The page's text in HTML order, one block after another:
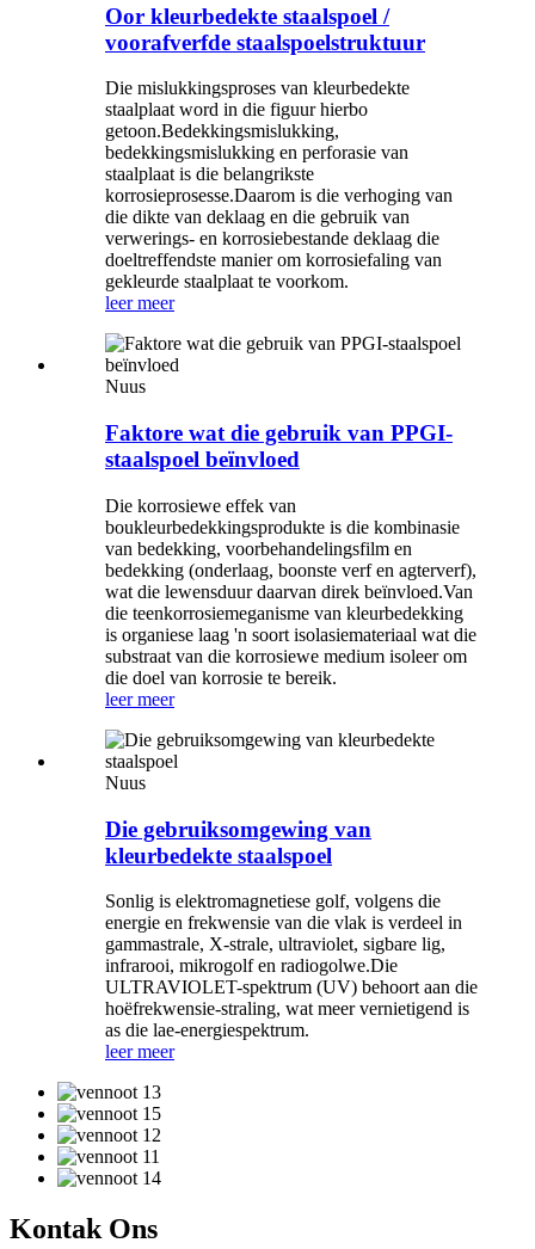
Oor kleurbedekte staalspoel /
voorafverfde staalspoelstruktuur
Die mislukkingsproses van kleurbedekte
staalplaat word in die figuur hierbo
getoon.Bedekkingsmislukking,
bedekkingsmislukking en perforasie van
staalplaat is die belangrikste
korrosieprosesse.Daarom is die verhoging van
die dikte van deklaag en die gebruik van
verwerings- en korrosiebestande deklaag die
doeltreffendste manier om korrosiefaling van
gekleurde staalplaat te voorkom.
leer meer
Nuus
Faktore wat die gebruik van PPGI-
staalspoel beïnvloed
Die korrosiewe effek van
boukleurbedekkingsprodukte is die kombinasie
van bedekking, voorbehandelingsfilm en
bedekking (onderlaag, boonste verf en agterverf),
wat die lewensduur daarvan direk beïnvloed.Van
die teenkorrosiemeganisme van kleurbedekking
is organiese laag 'n soort isolasiemateriaal wat die
substraat van die korrosiewe medium isoleer om
die doel van korrosie te bereik.
leer meer
Nuus
Die gebruiksomgewing van
kleurbedekte staalspoel
Sonlig is elektromagnetiese golf, volgens die
energie en frekwensie van die vlak is verdeel in
gammastrale, X-strale, ultraviolet, sigbare lig,
infrarooi, mikrogolf en radiogolwe.Die
ULTRAVIOLET-spektrum (UV) behoort aan die
hoëfrekwensie-straling, wat meer vernietigend is
as die lae-energiespektrum.
leer meer
Kontak Ons